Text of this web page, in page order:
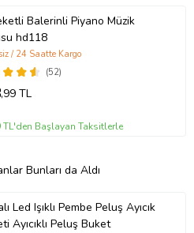
Balerinli Piyano Müzik
hd118
(52)
/ 24 Saatte Kargo
,99 TL
TL'den Başlayan Taksitlerle
Bunları da Aldı
Led Işıklı Pembe Peluş Ayıcık
Ayıcıklı Peluş Buket